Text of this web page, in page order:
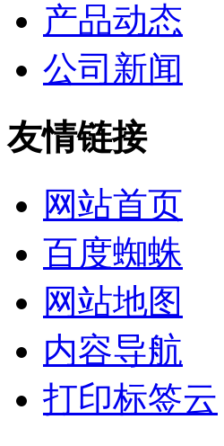
产品动态
公司新闻
友情链接
网站首页
百度蜘蛛
网站地图
内容导航
打印标签云